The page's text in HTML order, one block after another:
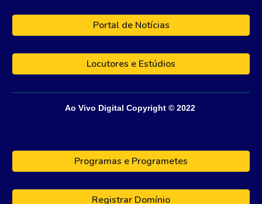
Portal de Notícias
Locutores e Estúdios
Ao Vivo Digital Copyright © 2022
Programas e Programetes
Registrar Domínio